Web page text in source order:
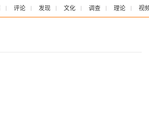
评论 发现 文化 调查 理论 视